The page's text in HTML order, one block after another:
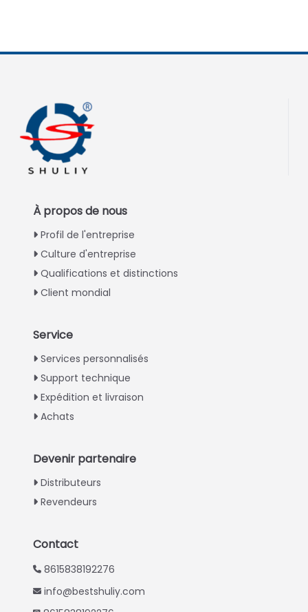
À propos de nous
Profil de l'entreprise
Culture d'entreprise
Qualifications et distinctions
Client mondial
Service
Services personnalisés
Support technique
Expédition et livraison
Achats
Devenir partenaire
Distributeurs
Revendeurs
Contact
8615838192276
info@bestshuliy.com
Chinese
Japanese
Urdu
Greek
Italian